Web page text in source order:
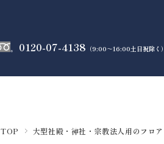
0120-07-4138 （9:00～16:00土日祝除く）
TOP 大型社殿・神社・宗教法人用のフロア